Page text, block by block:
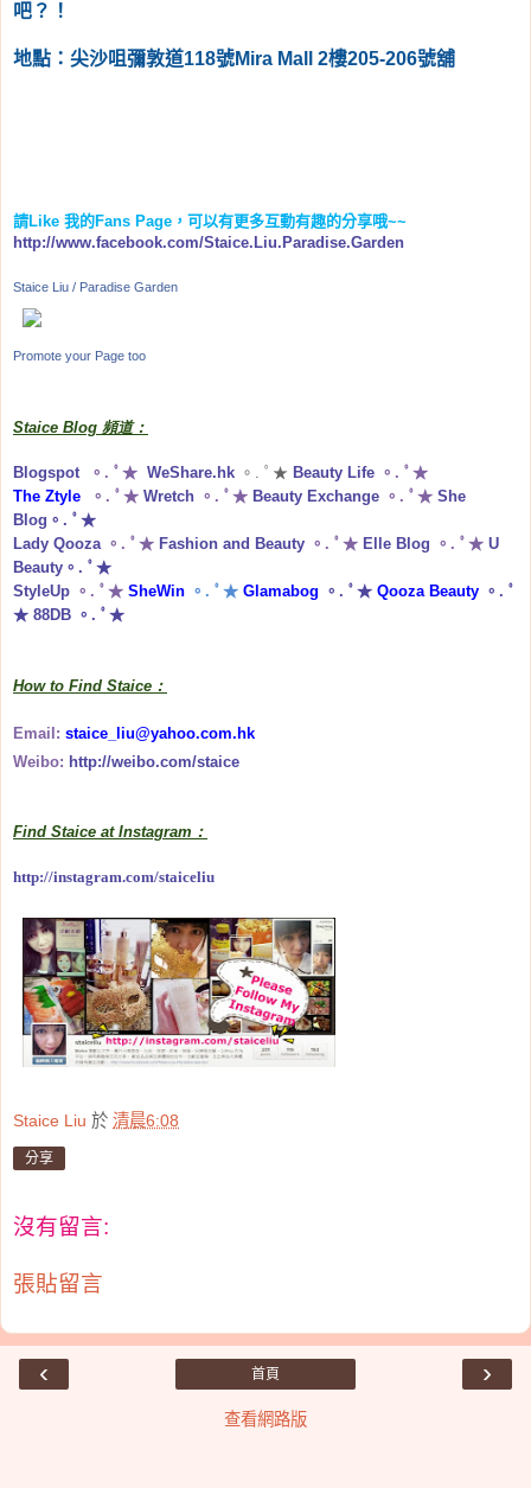
吧？！
地點：尖沙咀彌敦道118號Mira Mall 2樓205-206號舖
請Like 我的Fans Page ，可以有更多互動有趣的分享哦~~
http://www.facebook.com/Staice.Liu.Paradise.Garden
Staice Liu / Paradise Garden
Promote your Page too
Staice Blog 頻道：
Blogspot 。. ﾟ★ WeShare.hk 。. ﾟ★ Beauty Life 。. ﾟ★
The Ztyle
。. ﾟ★ Wretch 。. ﾟ★ Beauty Exchange 。. ﾟ★ She
Blog 。. ﾟ★
Lady Qooza 。. ﾟ★ Fashion and Beauty 。. ﾟ★ Elle Blog 。. ﾟ★ U
Beauty 。. ﾟ★
StyleUp 。. ﾟ★ SheWin 。. ﾟ★ Glamabog 。. ﾟ★ Qooza Beauty 。. ﾟ
★ 88DB 。. ﾟ★
How to Find Staice：
Email: staice_liu@yahoo.com.hk
Weibo: http://weibo.com/staice
Find Staice at Instagram：
http://instagram.com/staiceliu
Staice Liu 於 清晨6:08
分享
沒有留言:
張貼留言
‹ ›
首頁
查看網路版